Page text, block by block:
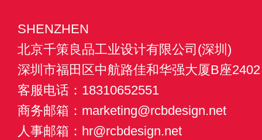
习惯和喜爱，经过探讨研究之后，制作了这款产品，这款
品“”。
上一篇：
工业产品设计有哪惊人的产品呢？
下一篇：
SHENZHEN
北京千策良品工业设计有限公司(深圳)
深圳市福田区中航路佳和华强大厦B座2402
客服电话：18310652551
商务邮箱：marketing@rcbdesign.net
人事邮箱：hr@rcbdesign.net